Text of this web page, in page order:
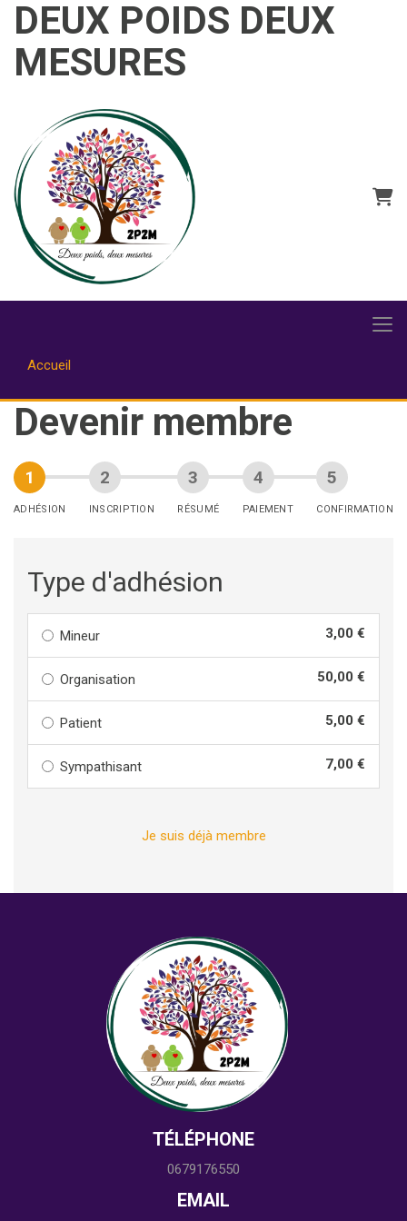
DEUX POIDS DEUX
MESURES
Accueil
Devenir membre
ADHÉSION INSCRIPTION RÉSUMÉ PAIEMENT CONFIRMATION
Type d'adhésion
3,00 €
Mineur
50,00 €
Organisation
5,00 €
Patient
7,00 €
Sympathisant
Je suis déjà membre
TÉLÉPHONE
0679176550
EMAIL